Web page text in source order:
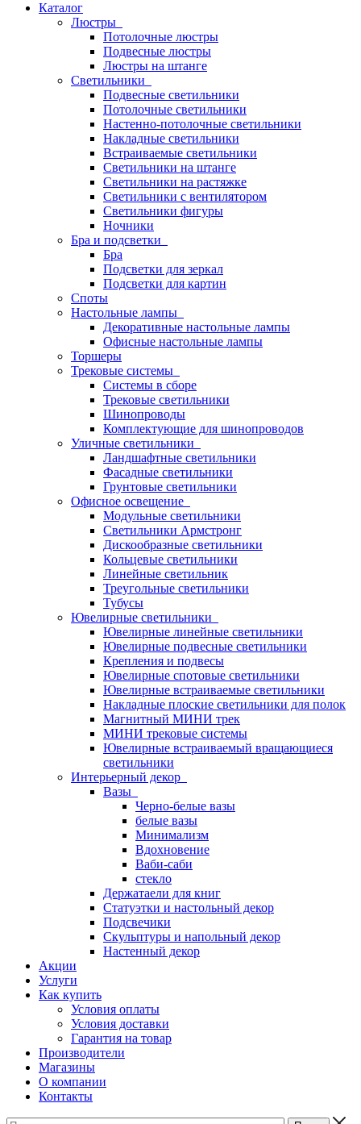
Каталог
Люстры
Потолочные люстры
Подвесные люстры
Люстры на штанге
Светильники
Подвесные светильники
Потолочные светильники
Настенно-потолочные светильники
Накладные светильники
Встраиваемые светильники
Светильники на штанге
Светильники на растяжке
Светильники с вентилятором
Светильники фигуры
Ночники
Бра и подсветки
Бра
Подсветки для зеркал
Подсветки для картин
Споты
Настольные лампы
Декоративные настольные лампы
Офисные настольные лампы
Торшеры
Трековые системы
Системы в сборе
Трековые светильники
Шинопроводы
Комплектующие для шинопроводов
Уличные светильники
Ландшафтные светильники
Фасадные светильники
Грунтовые светильники
Офисное освещение
Модульные светильники
Светильники Армстронг
Дискообразные светильники
Кольцевые светильники
Линейные светильник
Треугольные светильники
Тубусы
Ювелирные светильники
Ювелирные линейные светильники
Ювелирные подвесные светильники
Крепления и подвесы
Ювелирные спотовые светильники
Ювелирные встраиваемые светильники
Накладные плоские светильники для полок
Магнитный МИНИ трек
МИНИ трековые системы
Ювелирные встраиваемый вращающиеся
светильники
Интерьерный декор
Вазы
Черно-белые вазы
белые вазы
Минимализм
Вдохновение
Ваби-саби
стекло
Держатаели для книг
Статуэтки и настольный декор
Подсвечики
Скульптуры и напольный декор
Настенный декор
Акции
Услуги
Как купить
Условия оплаты
Условия доставки
Гарантия на товар
Производители
Магазины
О компании
Контакты